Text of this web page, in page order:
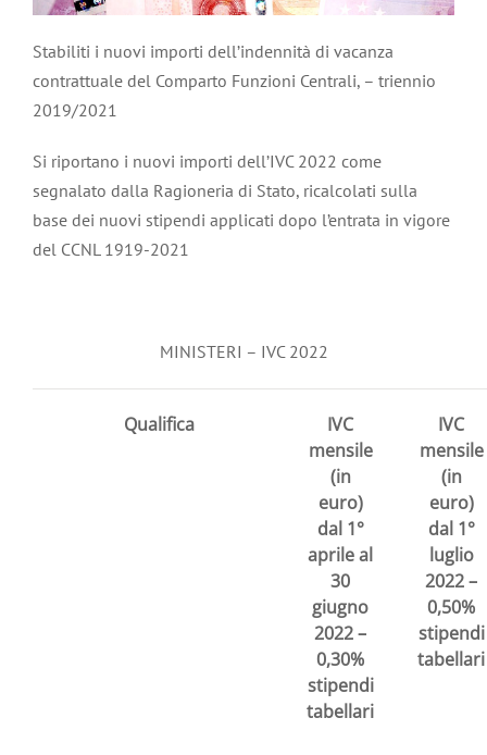
Stabiliti i nuovi importi dell’indennità di vacanza
contrattuale del Comparto Funzioni Centrali, – triennio
2019/2021
Si riportano i nuovi importi dell’IVC 2022 come
segnalato dalla Ragioneria di Stato, ricalcolati sulla
base dei nuovi stipendi applicati dopo l’entrata in vigore
del CCNL 1919-2021
MINISTERI – IVC 2022
Qualifica
IVC
mensile
(in
euro)
dal 1°
aprile al
30
giugno
2022 –
0,30%
stipendi
tabellari
IVC
mensile
(in
euro)
dal 1°
luglio
2022 –
0,50%
stipendi
tabellari